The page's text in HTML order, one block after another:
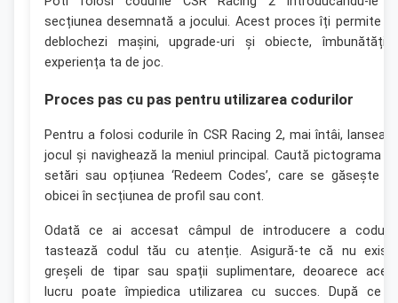
secțiunea desemnată a jocului. Acest proces îți permite
deblochezi mașini, upgrade-uri și obiecte,
experiența ta de joc.
Proces pas cu pas pentru utilizarea codurilor
Pentru a folosi codurile în CSR Racing 2, mai întâi,
jocul și navighează la meniul principal. Caută pictograma
setări sau opțiunea ‘Redeem Codes’, care se găsește
obicei în secțiunea de profil sau cont.
Odată ce ai accesat câmpul de introducere a
tastează codul tău cu atenție. Asigură-te că nu
greșeli de tipar sau spații suplimentare, deoarece
lucru poate împiedica utilizarea cu succes. După ce